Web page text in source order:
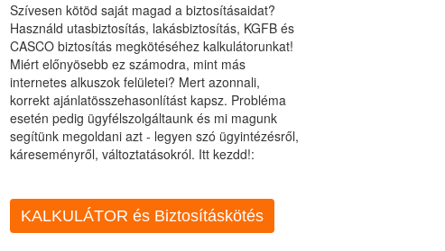
Szívesen kötöd saját magad a biztosításaidat?
Használd utasbiztosítás, lakásbiztosítás, KGFB és
CASCO biztosítás megkötéséhez kalkulátorunkat!
Miért előnyösebb ez számodra, mint más
internetes alkuszok felületei? Mert azonnali,
korrekt ajánlatösszehasonlítást kapsz. Probléma
esetén pedig ügyfélszolgáltaunk és mi magunk
segítünk megoldani azt - legyen szó ügyintézésről,
káreseményről, változtatásokról. Itt kezdd!:
KALKULÁTOR és Biztosításkötés